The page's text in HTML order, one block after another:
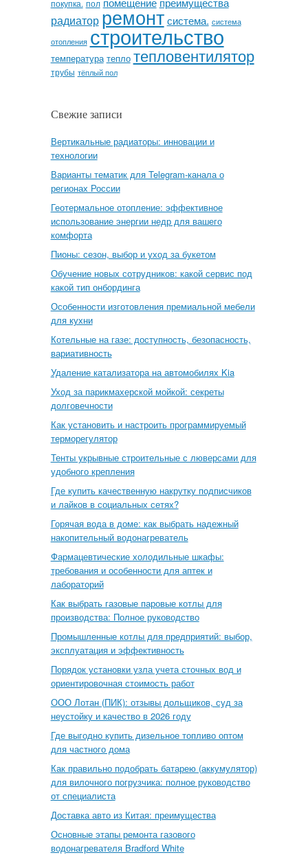
покупка. пол
радиатор ремонт система. система
отопления строительство
температура тепло тепловентилятор
трубы тёплый пол
Свежие записи
Вертикальные радиаторы: инновации и
технологии
Варианты тематик для Telegram-канала о
регионах России
Геотермальное отопление: эффективное
использование энергии недр для вашего
комфорта
Пионы: сезон, выбор и уход за букетом
Обучение новых сотрудников: какой сервис под
какой тип онбординга
Особенности изготовления премиальной мебели
для кухни
Котельные на газе: доступность, безопасность,
вариативность
Удаление катализатора на автомобилях Kia
Уход за парикмахерской мойкой: секреты
долговечности
Как установить и настроить программируемый
терморегулятор
Тенты укрывные строительные с люверсами для
удобного крепления
Где купить качественную накрутку подписчиков
и лайков в социальных сетях?
Горячая вода в доме: как выбрать надежный
накопительный водонагреватель
Фармацевтические холодильные шкафы:
требования и особенности для аптек и
лабораторий
Как выбрать газовые паровые котлы для
производства: Полное руководство
Промышленные котлы для предприятий: выбор,
эксплуатация и эффективность
Порядок установки узла учета сточных вод и
ориентировочная стоимость работ
ООО Лотан (ПИК): отзывы дольщиков, суд за
неустойку и качество в 2026 году
Где выгодно купить дизельное топливо оптом
для частного дома
Как правильно подобрать батарею (аккумулятор)
для вилочного погрузчика: полное руководство
от специалиста
Доставка авто из Китая: преимущества
Основные этапы ремонта газового
водонагревателя Bradford White